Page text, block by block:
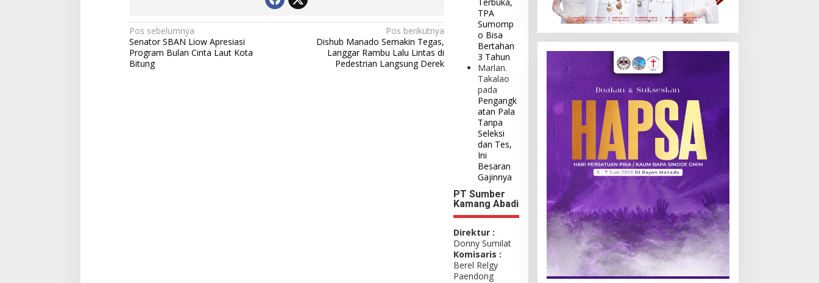
N
a
v
Pos sebelumnya
Senator SBAN Liow Apresiasi
Program Bulan Cinta Laut Kota
Bitung
Pos berikutnya
Dishub Manado Semakin Tegas,
Langgar Rambu Lalu Lintas di
Pedestrian Langsung Derek
TPA
Sumomp
o Bisa
Bertahan
3 Tahun
Marlan.
Takalao
pada
Pengangk
atan Pala
Tanpa
Seleksi
dan Tes,
Ini
Besaran
Gajinnya
PT Sumber
Kamang Abadi
Direktur :
Donny Sumilat
Komisaris :
Berel Relgy
Paendong